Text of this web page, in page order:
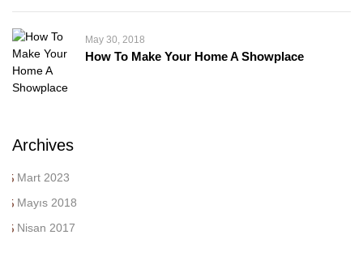
May 30, 2018
How To Make Your Home A Showplace
Archives
Mart 2023
Mayıs 2018
Nisan 2017